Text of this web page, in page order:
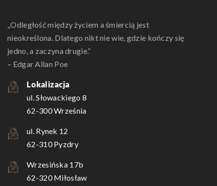
„Odległość między życiem a śmiercią jest
nieokreślona. Dlatego nikt nie wie, gdzie kończy się
jedno, a zaczyna drugie.”
– Edgar Allan Poe
Lokalizacja
ul. Słowackiego 8
62-300 Września
ul. Rynek 12
62-310 Pyzdry
Wrzesińska 17b
62-320 Miłosław